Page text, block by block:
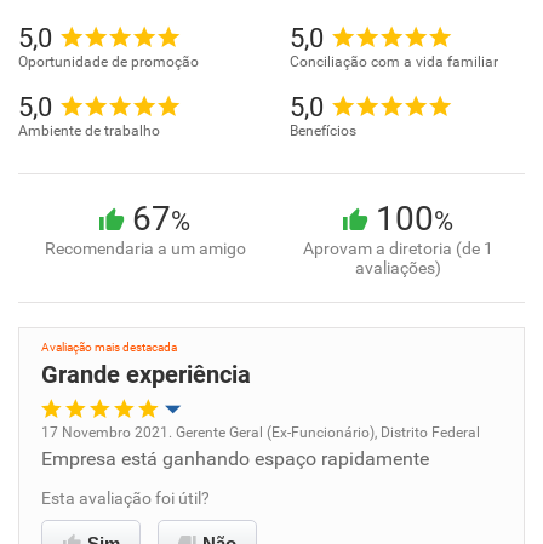
5,0
Oportunidade de promoção
5,0
Conciliação com a vida familiar
5,0
Ambiente de trabalho
5,0
Benefícios
67%
Recomendaria a um amigo
100%
Aprovam a diretoria (de 1
avaliações)
Avaliação mais destacada
Grande experiência
Oportunidade de promoção
Ambiente de trabalho
17 Novembro 2021. Gerente Geral (Ex-Funcionário), Distrito Federal
Empresa está ganhando espaço rapidamente
Esta avaliação foi útil?